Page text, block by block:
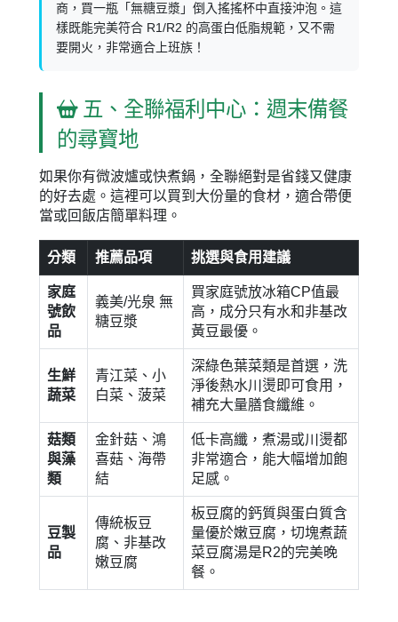
商，買一瓶「無糖豆漿」倒入搖搖杯中直接沖泡。這
樣既能完美符合 R1/R2 的高蛋白低脂規範，又不需
要開火，非常適合上班族！
五、全聯福利中心：週末備餐
的尋寶地
如果你有微波爐或快煮鍋，全聯絕對是省錢又健康
的好去處。這裡可以買到大份量的食材，適合帶便
當或回飯店簡單料理。
分類 推薦品項 挑選與食用建議
家庭
號飲
品
義美/光泉 無
糖豆漿
買家庭號放冰箱CP值最
高，成分只有水和非基改
黃豆最優。
生鮮
蔬菜
青江菜、小
白菜、菠菜
深綠色葉菜類是首選，洗
淨後熱水川燙即可食用，
補充大量膳食纖維。
菇類
與藻
類
金針菇、鴻
喜菇、海帶
結
低卡高纖，煮湯或川燙都
非常適合，能大幅增加飽
足感。
豆製
品
傳統板豆
腐、非基改
嫩豆腐
板豆腐的鈣質與蛋白質含
量優於嫩豆腐，切塊煮蔬
菜豆腐湯是R2的完美晚
餐。